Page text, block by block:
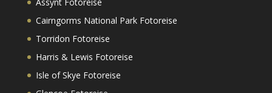
Cairngorms National Park Fotoreise
Torridon Fotoreise
Harris & Lewis Fotoreise
Isle of Skye Fotoreise